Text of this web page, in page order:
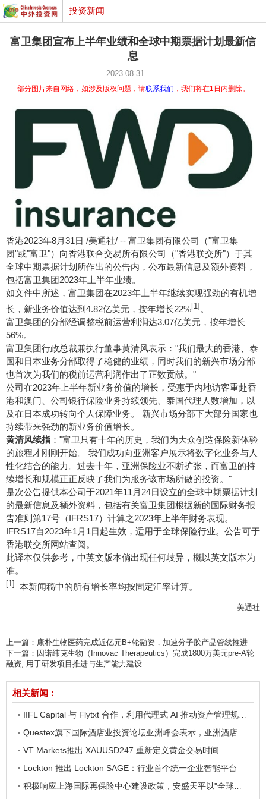
投资新闻
富卫集团宣布上半年业绩和全球中期票据计划最新信
息
2023-08-31
部分图片来自网络，如涉及版权问题，请联系我们 ，我们将在1日内删除。
香港2023年8月31日 /美通社/ -- 富卫集团有限公司（"富卫集
团"或"富卫"）向香港联合交易所有限公司（"香港联交所"）于其
全球中期票据计划所作出的公告内，公布最新信息及额外资料，
包括富卫集团2023年上半年业绩。
如文件中所述，富卫集团在2023年上半年继续实现强劲的有机增
长，新业务价值达到4.82亿美元，按年增长22% [1] 。
富卫集团的分部经调整税前运营利润达3.07亿美元，按年增长
56%。
富卫集团行政总裁兼执行董事黄清风表示："我们最大的香港、泰
国和日本业务分部取得了稳健的业绩，同时我们的新兴市场分部
也首次为我们的税前运营利润作出了正数贡献。"
公司在2023年上半年新业务价值的增长，受惠于内地访客重赴香
港和澳门、公司银行保险业务持续领先、泰国代理人数增加，以
及在日本成功转向个人保障业务。 新兴市场分部下大部分国家也
持续带来强劲的新业务价值增长。
黄清风续指 ："富卫只有十年的历史，我们为大众创造保险新体验
的旅程才刚刚开始。 我们成功向亚洲客户展示将数字化业务与人
性化结合的能力。过去十年，亚洲保险业不断扩张，而富卫的持
续增长和规模正正反映了我们为服务该市场所做的投资。"
是次公告提供本公司于2021年11月24日设立的全球中期票据计划
的最新信息及额外资料，包括有关富卫集团根据新的国际财务报
告准则第17号（IFRS17）计算之2023年上半年财务表现。
IFRS17自2023年1月1日起生效，适用于全球保险行业。公告可于
香港联交所网站查阅。
此译本仅供参考，中英文版本倘出现任何歧异，概以英文版本为
准。
[1] 本新闻稿中的所有增长率均按固定汇率计算。
美通社
上一篇： 康朴生物医药完成近亿元B+轮融资，加速分子胶产品管线推进
下一篇： 因诺纬克生物（Innovac Therapeutics）完成1800万美元pre-A轮
融资, 用于研发项目推进与生产能力建设
相关新闻：
IIFL Capital 与 Flytxt 合作，利用代理式 AI 推动资产管理规模的可持续增长
Questex旗下国际酒店业投资论坛亚洲峰会表示，亚洲酒店业有望迎来投资加速期
VT Markets推出 XAUUSD247 重新定义黄金交易时间
Lockton 推出 Lockton SAGE：行业首个统一企业智能平台
积极响应上海国际再保险中心建设政策，安盛天平以"全球资源+本地桥梁"战略助力行业高质量发展